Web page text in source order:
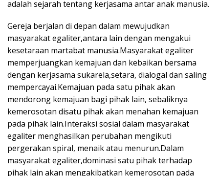
adalah sejarah tentang kerjasama antar anak manusia.
Gereja berjalan di depan dalam mewujudkan
masyarakat egaliter,antara lain dengan mengakui
kesetaraan martabat manusia.Masyarakat egaliter
memperjuangkan kemajuan dan kebaikan bersama
dengan kerjasama sukarela,setara, dialogal dan saling
mempercayai.Kemajuan pada satu pihak akan
mendorong kemajuan bagi pihak lain, sebaliknya
kemerosotan disatu pihak akan menahan kemajuan
pada pihak lain.Interaksi sosial dalam masyarakat
egaliter menghasilkan perubahan mengikuti
pergerakan spiral, menaik atau menurun.Dalam
masyarakat egaliter,dominasi satu pihak terhadap
pihak lain akan mengakibatkan kemerosotan pada